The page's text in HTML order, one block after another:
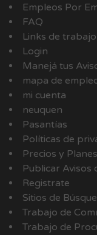
Empleos Por
FAQ
Links de trabajo
Login
Manejá tus
mapa de
mi cuenta
neuquen
Pasantías
Políticas de
Precios y Planes
Publicar Avisos
Registrate
Sitios de
Trabajo de
Trabajo de